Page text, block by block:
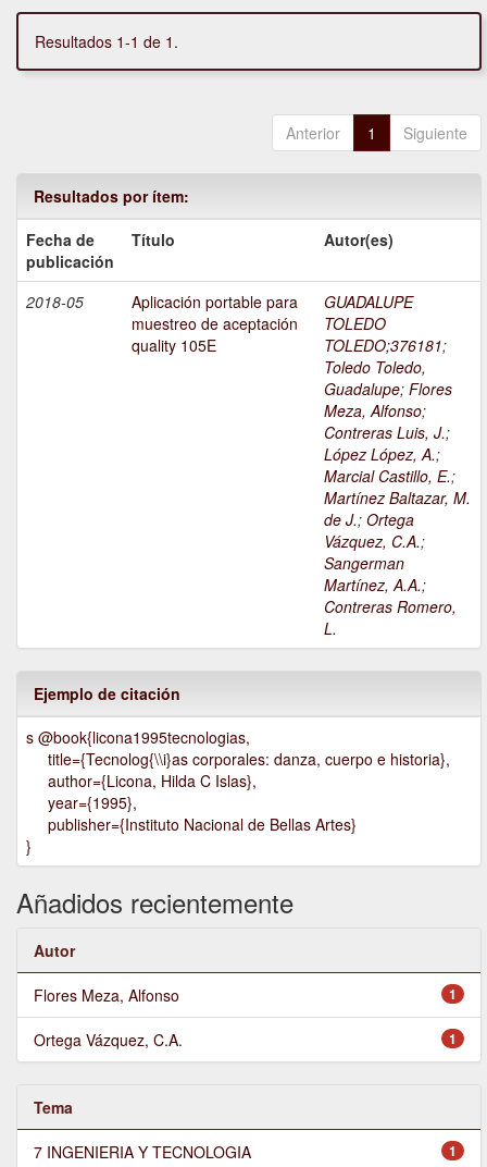
Resultados 1-1 de 1.
Anterior 1 Siguiente
Resultados por ítem:
Fecha de
publicación
Título Autor(es)
2018-05
Aplicación portable para
muestreo de aceptación
quality 105E
GUADALUPE
TOLEDO
TOLEDO;376181;
Toledo Toledo,
Guadalupe; Flores
Meza, Alfonso;
Contreras Luis, J.;
López López, A.;
Marcial Castillo, E.;
Martínez Baltazar, M.
de J.; Ortega
Vázquez, C.A.;
Sangerman
Martínez, A.A.;
Contreras Romero,
L.
Ejemplo de citación
s @book{licona1995tecnologias,
title={Tecnolog{\\i}as corporales: danza, cuerpo e historia},
author={Licona, Hilda C Islas},
year={1995},
publisher={Instituto Nacional de Bellas Artes}
}
Añadidos recientemente
Autor
1
Flores Meza, Alfonso
1
Ortega Vázquez, C.A.
Tema
1
7 INGENIERIA Y TECNOLOGIA